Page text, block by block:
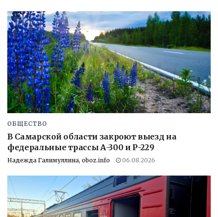
ОБЩЕСТВО
В Самарской области закроют выезд на
федеральные трассы А-300 и Р-229
Надежда Галимуллина, oboz.info 06.08.2026